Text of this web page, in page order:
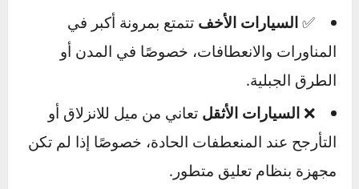
السيارات الثقيلةتحتاج إلىمسافة توقف
أطول، خاصة على الطرق الزلقة أو في حالات
الكبح المفاجئ.
عند الحمولة الزائدة، حتى السيارة الخفيفة قد
تتصرف كسيارة أثقل وتُظهر تأخرًا في الاستجابة